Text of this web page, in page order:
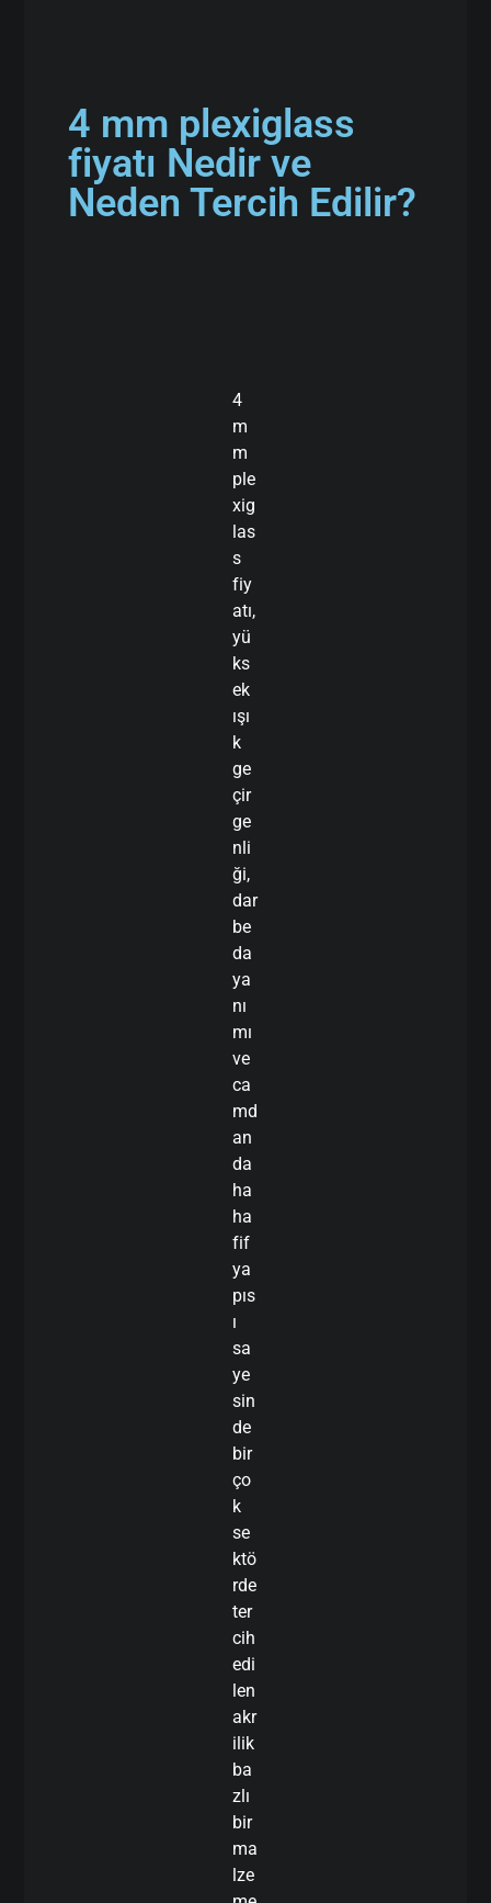
4 mm plexiglass
fiyatı Nedir ve
Neden Tercih Edilir?
4
m
m
ple
xig
las
s
fiy
atı,
yü
ks
ek
ışı
k
ge
çir
ge
nli
ği,
dar
be
da
ya
nı
mı
ve
ca
md
an
da
ha
ha
fif
ya
pıs
ı
sa
ye
sin
de
bir
ço
k
se
ktö
rde
ter
cih
edi
len
akr
ilik
ba
zlı
bir
ma
lze